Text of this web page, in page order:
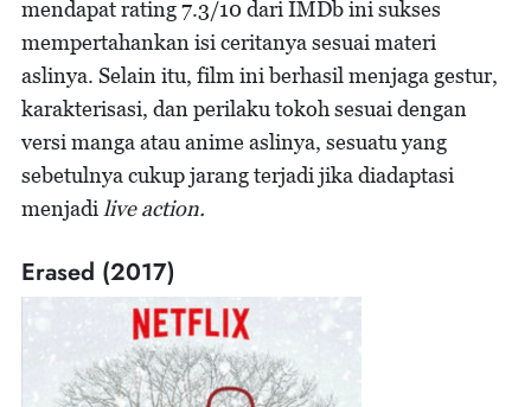
mendapat rating 7.3/10 dari IMDb ini sukses
mempertahankan isi ceritanya sesuai materi
aslinya. Selain itu, film ini berhasil menjaga gestur,
karakterisasi, dan perilaku tokoh sesuai dengan
versi manga atau anime aslinya, sesuatu yang
sebetulnya cukup jarang terjadi jika diadaptasi
menjadi live action.
Erased (2017)